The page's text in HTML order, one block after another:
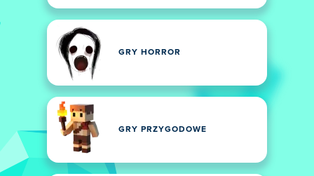
GRY HORROR
GRY PRZYGODOWE